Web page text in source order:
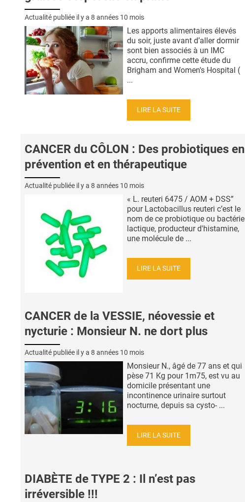
Actualité publiée il y a 8 années 10 mois
Les apports alimentaires élevés
du soir, juste avant d’aller dormir
sont bien associés à un IMC
accru, confirme cette étude du
Brigham and Women's Hospital (
...
LIRE LA SUITE
CANCER du CÔLON : Des probiotiques en
prévention et en thérapeutique
Actualité publiée il y a 8 années 10 mois
« L. reuteri 6475 / AOM + DSS”
pour Lactobacillus reuteri c’est le
nom de ce probiotique ou bactérie
lactique, producteur d'histamine,
une molécule de ...
LIRE LA SUITE
CANCER de la VESSIE, néovessie et
nycturie : Monsieur N. ne dort plus
Actualité publiée il y a 8 années 10 mois
Monsieur N., âgé de 77 ans et qui
pèse 71 Kg pour 1m75, est vu au
domicile présentant une
incontinence urinaire surtout
nocturne, depuis sa cysto- ...
LIRE LA SUITE
DIABÈTE de TYPE 2 : Il n’est pas
irréversible !!!